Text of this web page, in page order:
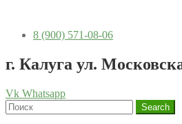
8 (900) 571-08-06
г. Калуга ул.
Vk Whatsapp
Search